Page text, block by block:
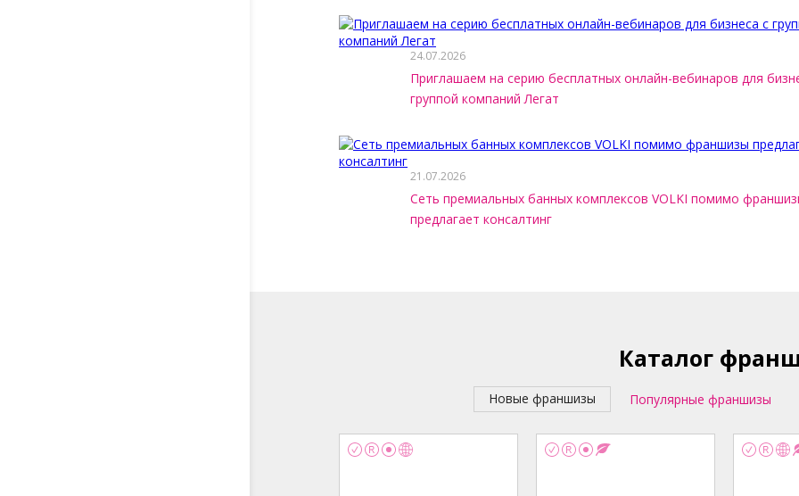
24.07.2026
Приглашаем на серию бесплатных онлайн-вебинаров для
группой компаний Легат
21.07.2026
Сеть премиальных банных комплексов VOLKI помимо
предлагает консалтинг
Каталог
Новые франшизы Популярные франшизы